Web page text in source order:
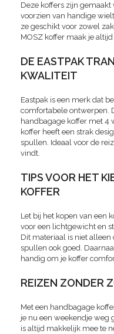
Deze koffers zijn
voorzien van handige
ze geschikt voor zowel
MOSZ koffer maak je
DE EASTPAK
KWALITEIT
Eastpak is een merk dat
comfortabele ontwerpen.
handbagage koffer met 4
koffer heeft een strak
spullen. Ideaal voor de
vindt.
TIPS VOOR HET
KOFFER
Let bij het kopen van een
voor een lichtgewicht en
Dit materiaal is niet
spullen ook goed.
handig om je koffer
REIZEN ZONDER
Met een handbagage
je nu een weekendje weg
is altijd makkelijk mee te